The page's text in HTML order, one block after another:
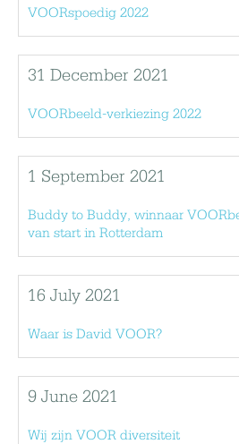
VOORspoedig 2022
31 December 2021
VOORbeeld-verkiezing 2022
1 September 2021
Buddy to Buddy, winnaar
van start in Rotterdam
16 July 2021
Waar is David VOOR?
9 June 2021
Wij zijn VOOR diversiteit